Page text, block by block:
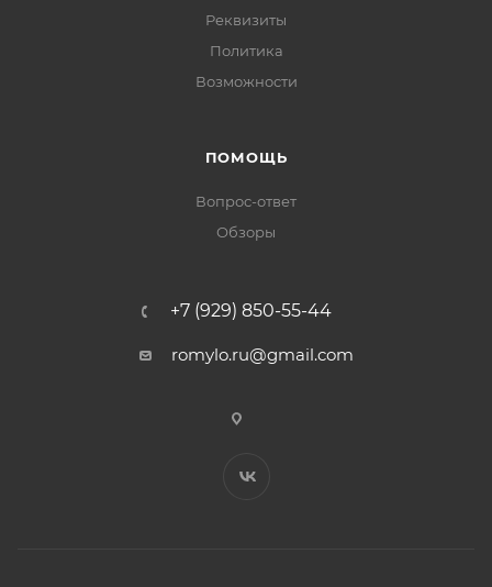
Реквизиты
Политика
Возможности
ПОМОЩЬ
Вопрос-ответ
Обзоры
+7 (929) 850-55-44
romylo.ru@gmail.com